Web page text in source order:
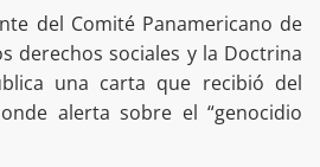
del Comité Panamericano de
derechos sociales y la Doctrina
una carta que recibió del
alerta sobre el “genocidio